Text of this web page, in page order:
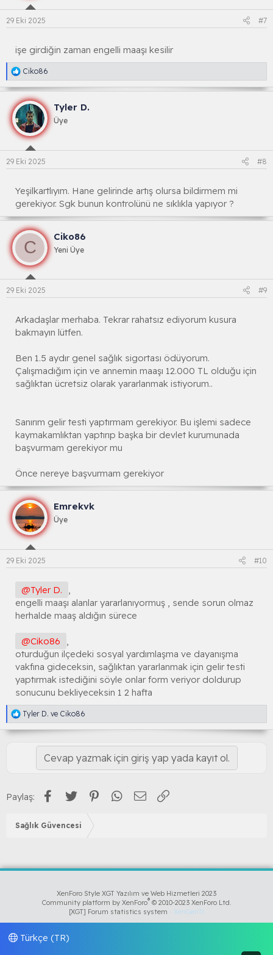
29 Eki 2025 #7
işe girdiğin zaman engelli maaşı kesilir
R
e
a
k
s
i
y
o
n
l
a
:
Ciko86
Tyler D.
Üye
29 Eki 2025 #8
Yeşilkartlıyım. Hane gelirinde artış olursa bildirmem mi
gerekiyor. Sgk bunun kontrolünü ne sıklıkla yapıyor ?
C
Ciko86
Yeni Üye
29 Eki 2025 #9
Arkadaşlar merhaba. Tekrar rahatsız ediyorum kusura
bakmayın lütfen.
Ben 1.5 aydır genel sağlık sigortası ödüyorum.
Çalışmadığım için ve annemin maaşı 12.000 TL olduğu için
sağlıktan ücretsiz olarak yararlanmak istiyorum..
Sanırım gelir testi yaptırmam gerekiyor. Bu işlemi sadece
kaymakamlıktan yaptırıp başka bir devlet kurumunada
başvurmam gerekiyor mu
Önce nereye başvurmam gerekiyor
Emrekvk
Üye
29 Eki 2025 #10
@Tyler D.
engelli maaşı alanlar yararlanıyormuş , sende sorun olmaz
herhalde maaş aldığın sürece
@Ciko86
oturduğun ilçedeki sosyal yardımlaşma ve dayanışma
vakfına gideceksin, sağlıktan yararlanmak için gelir testi
yaptırmak istediğini söyle onlar form veriyor doldurup
sonucunu bekliyeceksin 1 2 hafta
R
e
a
l
:
Tyler D. ve Ciko86
Cevap yazmak için giriş yap yada kayıt ol.
Paylaş: Facebook
Twitter PinterestWhatsApp
E-posta
Sağlık Güvencesi
XenForo Style XGT Yazılım ve Web Hizmetleri 2023
Community platform by XenForo® © 2010-2023 XenForo Ltd.
[XGT] Forum statistics system - XenGenTr
Türkçe (TR)